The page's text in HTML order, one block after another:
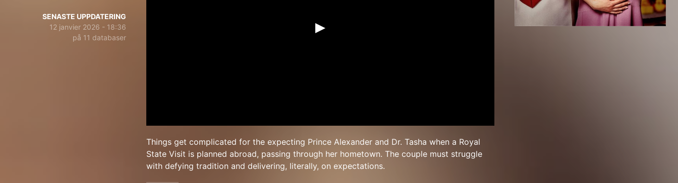
SENASTE UPPDATERING
12 janvier 2026 - 18:36
på 11 databaser
Things get complicated for the expecting Prince Alexander and Dr. Tasha when a Royal
State Visit is planned abroad, passing through her hometown. The couple must struggle
with defying tradition and delivering, literally, on expectations.